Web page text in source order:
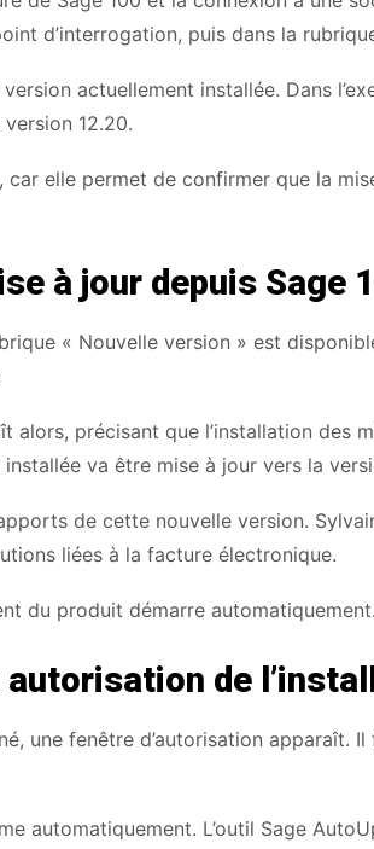
d’interrogation, puis dans la
actuellement installée. Dans
12.20.
elle permet de confirmer que la
à jour depuis Sage
« Nouvelle version » est
alors, précisant que l’installation des
va être mise à jour vers la
de cette nouvelle version.
liées à la facture électronique.
du produit démarre automatiquement.
de
une fenêtre d’autorisation apparaît.
automatiquement. L’outil Sage